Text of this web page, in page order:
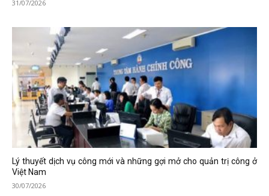
31/07/2026
Lý thuyết dịch vụ công mới và những gợi mở cho quản trị công ở
Việt Nam
30/07/2026